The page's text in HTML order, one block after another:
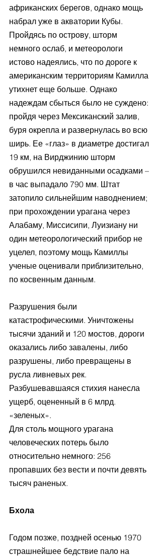
африканских берегов, однако мощь
набрал уже в акватории Кубы.
Пройдясь по острову, шторм
немного ослаб, и метеорологи
истово надеялись, что по дороге к
американским территориям Камилла
утихнет еще больше. Однако
надеждам сбыться было не суждено:
пройдя через Мексиканский залив,
буря окрепла и развернулась во всю
ширь. Ее «глаз» в диаметре достигал
19 км, на Вирджинию шторм
обрушился невиданными осадками –
в час выпадало 790 мм. Штат
затопило сильнейшим наводнением;
при прохождении урагана через
Алабаму, Миссисипи, Луизиану ни
один метеорологический прибор не
уцелел, поэтому мощь Камиллы
ученые оценивали приблизительно,
по косвенным данным.
Разрушения были
катастрофическими. Уничтожены
тысячи зданий и 120 мостов, дороги
оказались либо завалены, либо
разрушены, либо превращены в
русла ливневых рек.
Разбушевавшаяся стихия нанесла
ущерб, оцененный в 6 млрд.
«зеленых».
Для столь мощного урагана
человеческих потерь было
относительно немного: 256
пропавших без вести и почти девять
тысяч раненых.
Бхола
Годом позже, поздней осенью 1970
страшнейшее бедствие пало на